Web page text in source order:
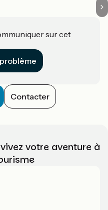
sur cet
Contacter
votre aventure à